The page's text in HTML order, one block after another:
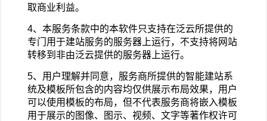
取商业利益。
4、本服务条款中的本软件只支持在泛云所提供的
专门用于建站服务的服务器上运行，不支持将网站
转移到非由泛云提供的服务器上运行。
5、用户理解并同意，服务商所提供的智能建站系
统及模板所包含的内容均仅供展示布局效果，用户
可以使用模板的布局，但不代表服务商将嵌入模板
用于展示的图像、图示、视频、文字等著作权许可